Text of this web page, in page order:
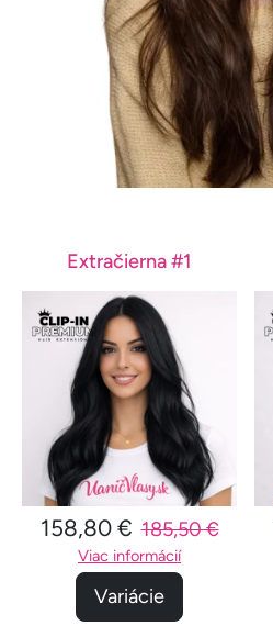
Extračierna #1
158,80 € 185,50 €
Viac informácií
Variácie